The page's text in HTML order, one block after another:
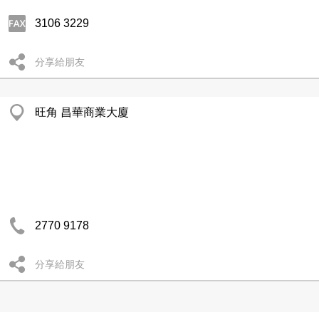
3106 3229
分享給朋友
旺角 昌華商業大廈
2770 9178
分享給朋友